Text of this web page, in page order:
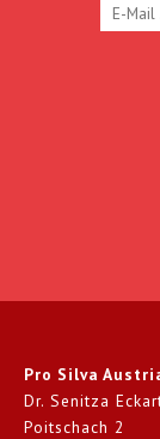
Pro Silva
Dr. Senitza
Poitschach 2